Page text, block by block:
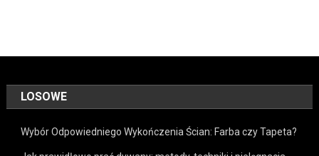
LOSOWE
Wybór Odpowiedniego Wykończenia Ścian: Farba czy Tapeta?